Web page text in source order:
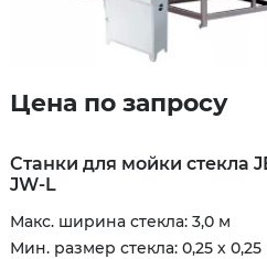
Цена по запросу
Станки для мойки стекла
JW-L
Макс. ширина стекла: 3,0 м
Мин. размер стекла: 0,25 х 0,25